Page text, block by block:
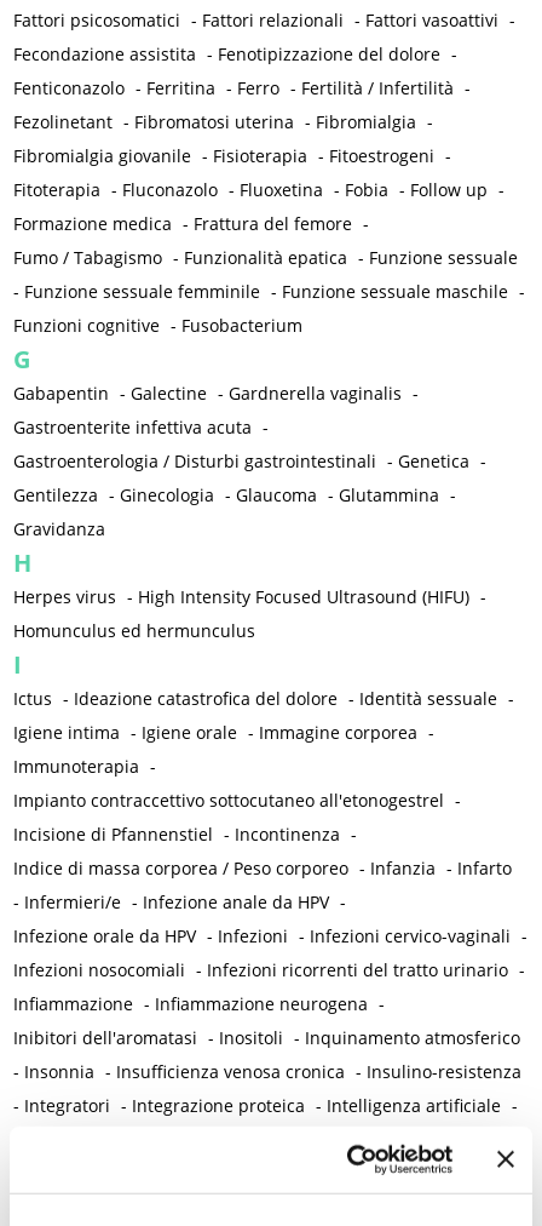
Fattori psicosomatici - Fattori relazionali - Fattori vasoattivi -
Fecondazione assistita - Fenotipizzazione del dolore -
Fenticonazolo - Ferritina - Ferro - Fertilità / Infertilità -
Fezolinetant - Fibromatosi uterina - Fibromialgia -
Fibromialgia giovanile - Fisioterapia - Fitoestrogeni -
Fitoterapia - Fluconazolo - Fluoxetina - Fobia - Follow up -
Formazione medica - Frattura del femore -
Fumo / Tabagismo - Funzionalità epatica - Funzione sessuale
- Funzione sessuale femminile - Funzione sessuale maschile -
Funzioni cognitive - Fusobacterium
G
Gabapentin -Galectine -Gardnerella vaginalis -
Gastroenterite infettiva acuta -
Gastroenterologia / Disturbi gastrointestinali -Genetica -
Gentilezza -Ginecologia -Glaucoma -Glutammina -
Gravidanza
H
Herpes virus - High Intensity Focused Ultrasound (HIFU) -
Homunculus ed hermunculus
I
Ictus - Ideazione catastrofica del dolore - Identità sessuale -
Igiene intima - Igiene orale - Immagine corporea -
Immunoterapia -
Impianto contraccettivo sottocutaneo all'etonogestrel -
Incisione di Pfannenstiel - Incontinenza -
Indice di massa corporea / Peso corporeo - Infanzia - Infarto
- Infermieri/e - Infezione anale da HPV -
Infezione orale da HPV - Infezioni - Infezioni cervico-vaginali -
Infezioni nosocomiali - Infezioni ricorrenti del tratto urinario -
Infiammazione - Infiammazione neurogena -
Inibitori dell'aromatasi - Inositoli - Inquinamento atmosferico
- Insonnia - Insufficienza venosa cronica - Insulino-resistenza
- Integratori - Integrazione proteica - Intelligenza artificiale -
-Intestino